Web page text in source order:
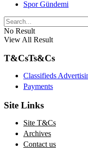
Spor Gündemi
No Result
View All Result
T&CsTs&Cs
Classifieds
Payments
Site Links
Site T&Cs
Archives
Contact us